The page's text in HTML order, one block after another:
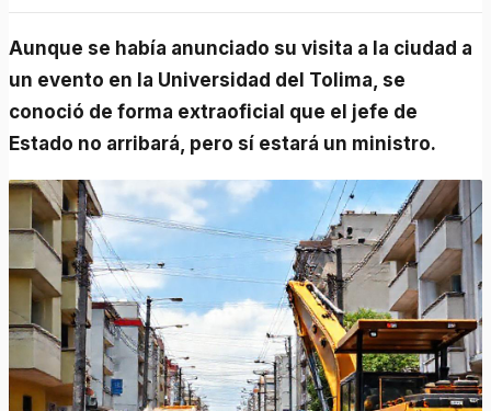
Aunque se había anunciado su visita a la ciudad a
un evento en la Universidad del Tolima, se
conoció de forma extraoficial que el jefe de
Estado no arribará, pero sí estará un ministro.